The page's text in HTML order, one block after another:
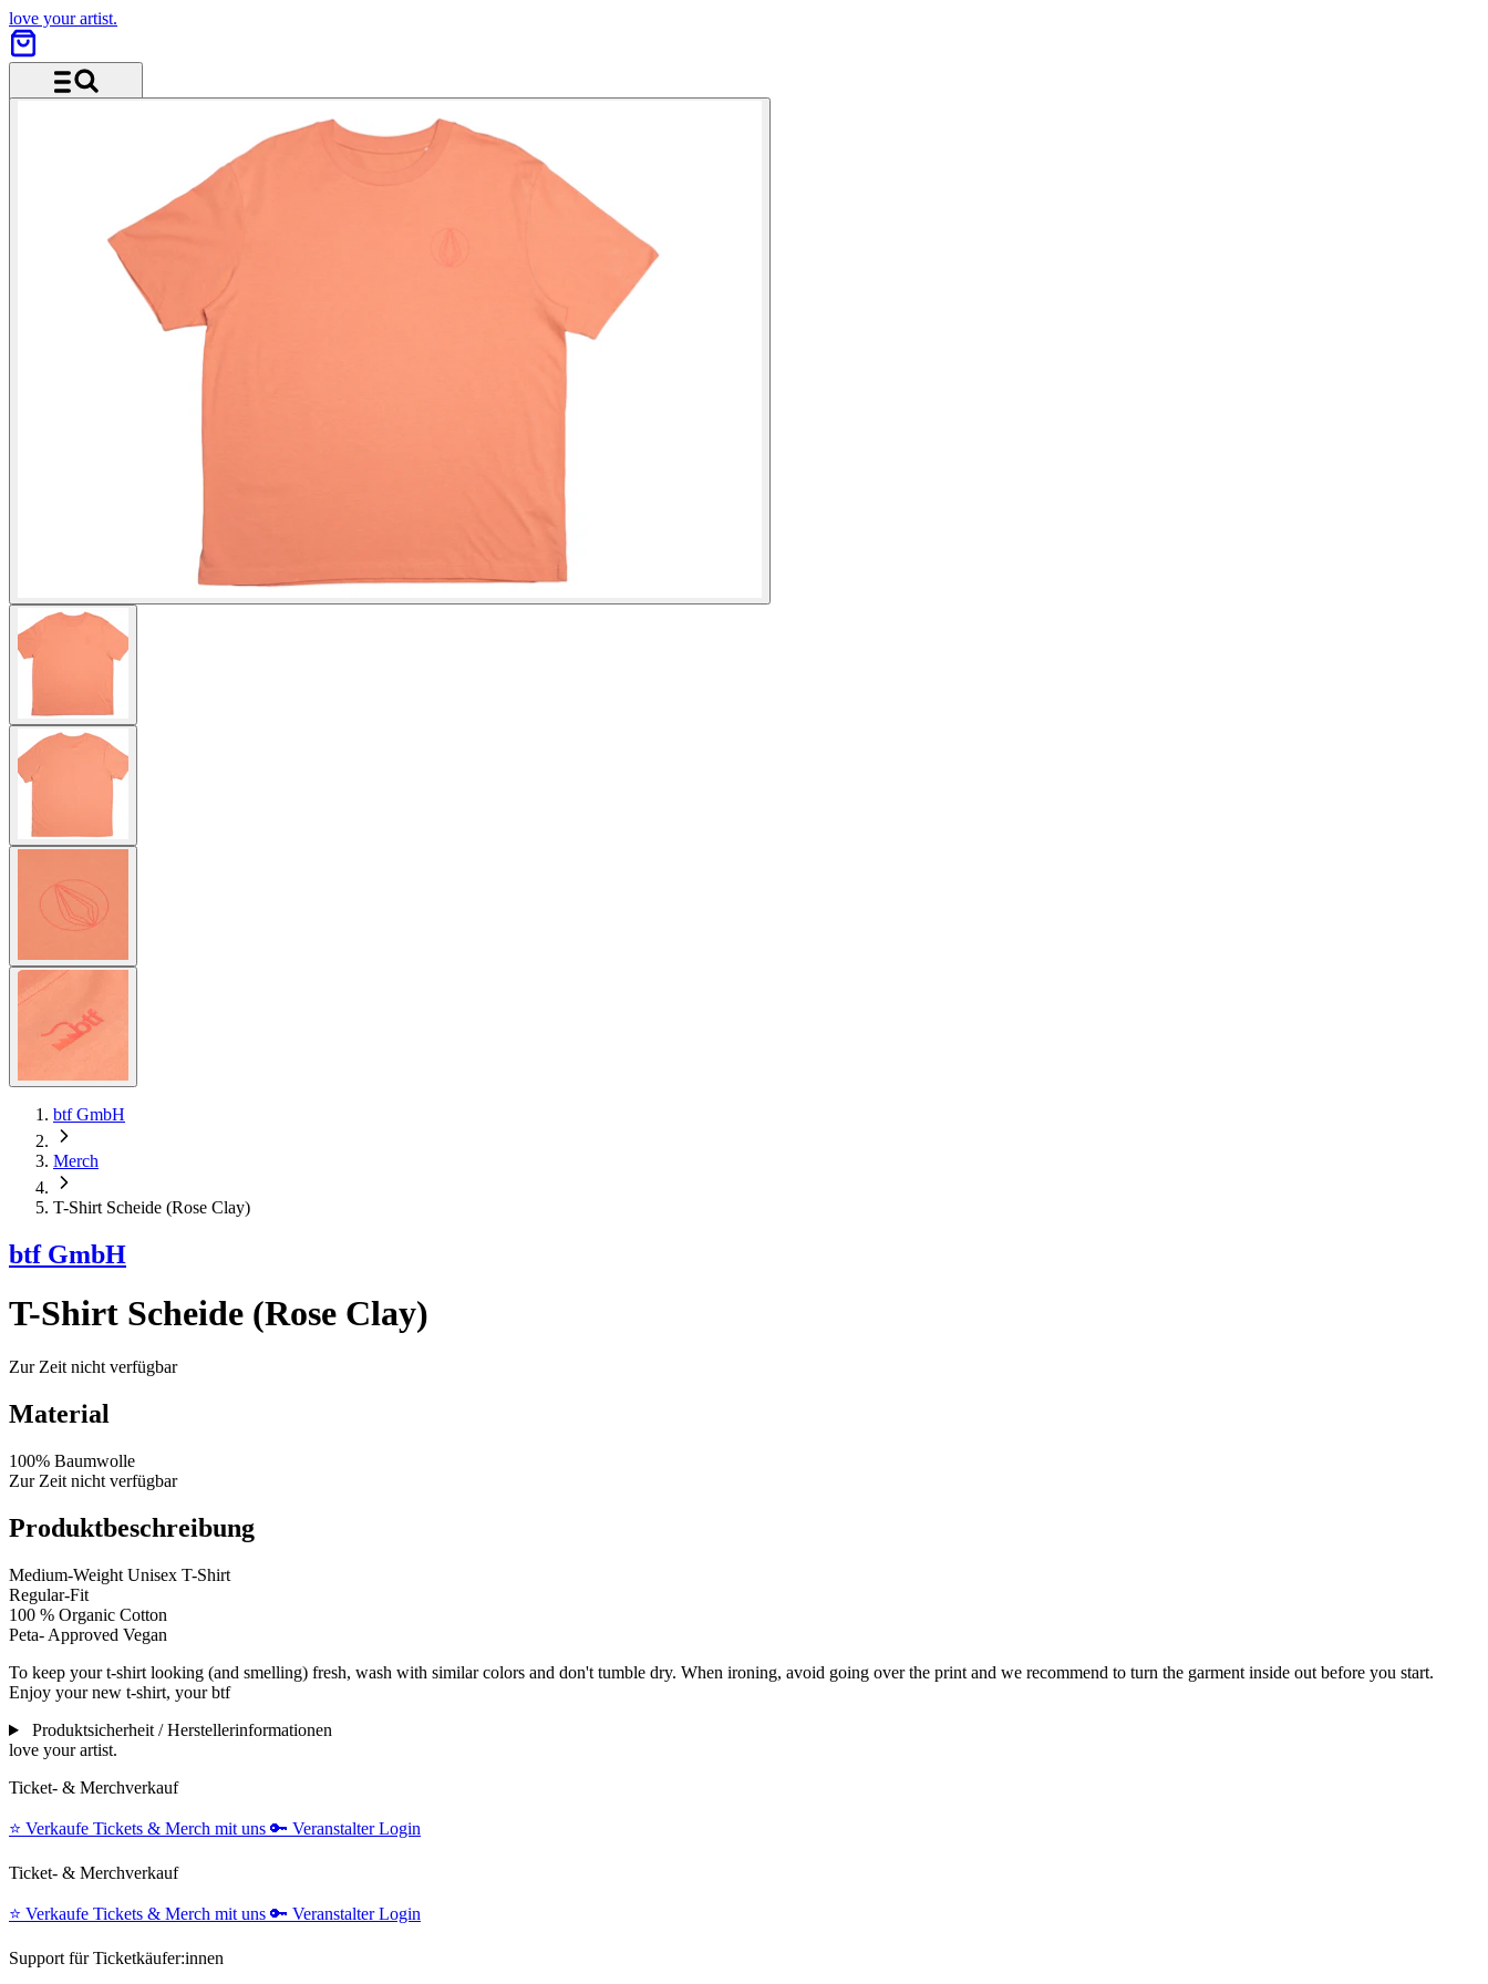
love your artist.
btf GmbH
Merch
T-Shirt Scheide (Rose Clay)
btf GmbH
T-Shirt Scheide (Rose Clay)
Zur Zeit nicht verfügbar
Material
100% Baumwolle
Zur Zeit nicht verfügbar
Produktbeschreibung
Medium-Weight Unisex T-Shirt
Regular-Fit
100 % Organic Cotton
Peta- Approved Vegan
To keep your t-shirt looking (and smelling) fresh, wash with similar colors and don't tumble dry. When ironing, avoid going over the print and we recommend to turn the garment inside out before you start.
Enjoy your new t-shirt, your btf
Produktsicherheit / Herstellerinformationen
love your artist.
Ticket- & Merchverkauf
⭐️ Verkaufe Tickets & Merch mit uns 🔑 Veranstalter Login
Ticket- & Merchverkauf
⭐️ Verkaufe Tickets & Merch mit uns 🔑 Veranstalter Login
Support für Ticketkäufer:innen